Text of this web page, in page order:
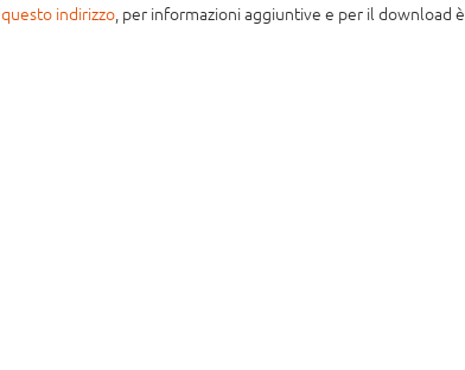
questo indirizzo, per informazioni aggiuntive e per il download è